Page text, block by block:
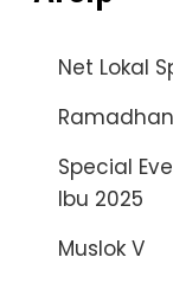
Net Lokal
Special
Ibu 2025
Muslok V